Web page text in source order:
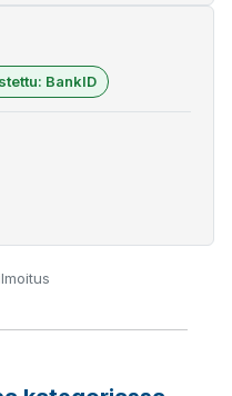
BankID